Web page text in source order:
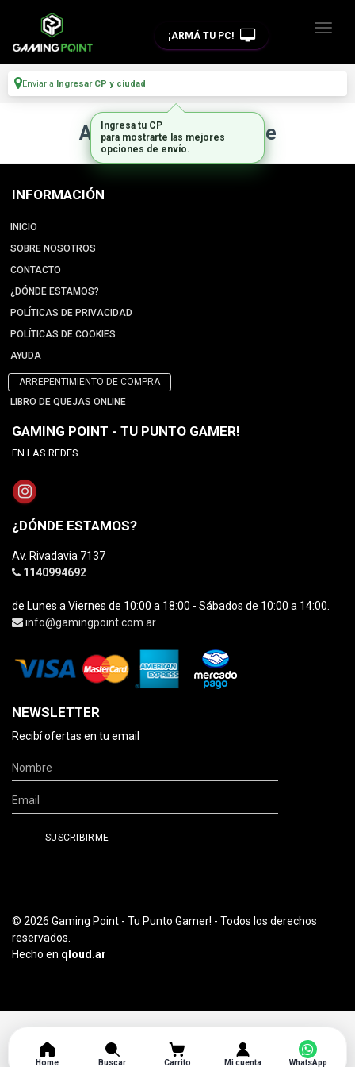
¡ARMÁ TU PC!
Enviar a Ingresar CP y ciudad
Artículo no disponible
INFORMACIÓN
INICIO
SOBRE NOSOTROS
CONTACTO
¿DÓNDE ESTAMOS?
POLÍTICAS DE PRIVACIDAD
POLÍTICAS DE COOKIES
AYUDA
ARREPENTIMIENTO DE COMPRA
LIBRO DE QUEJAS ONLINE
GAMING POINT - TU PUNTO GAMER!
EN LAS REDES
¿DÓNDE ESTAMOS?
Av. Rivadavia 7137
1140994692
de Lunes a Viernes de 10:00 a 18:00 - Sábados de 10:00 a 14:00.
info@gamingpoint.com.ar
NEWSLETTER
Recibí ofertas en tu email
© 2026 Gaming Point - Tu Punto Gamer! - Todos los derechos
reservados.
Hecho en qloud.ar
Home Buscar Carrito Mi cuenta
Ingresa tu CP
para mostrarte las mejores
opciones de envío.